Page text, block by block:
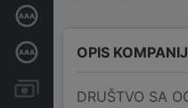
Dubinska bonitetna
Računi i blokade
OPIS
DRUŠTVO SA